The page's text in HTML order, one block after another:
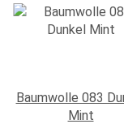
Baumwolle 083
Mint